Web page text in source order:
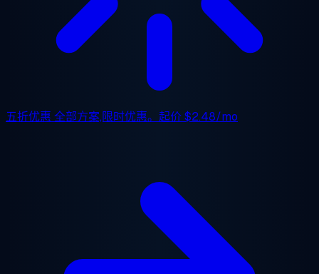
五折优惠 全部方案,限时优惠。起价$2.48/mo